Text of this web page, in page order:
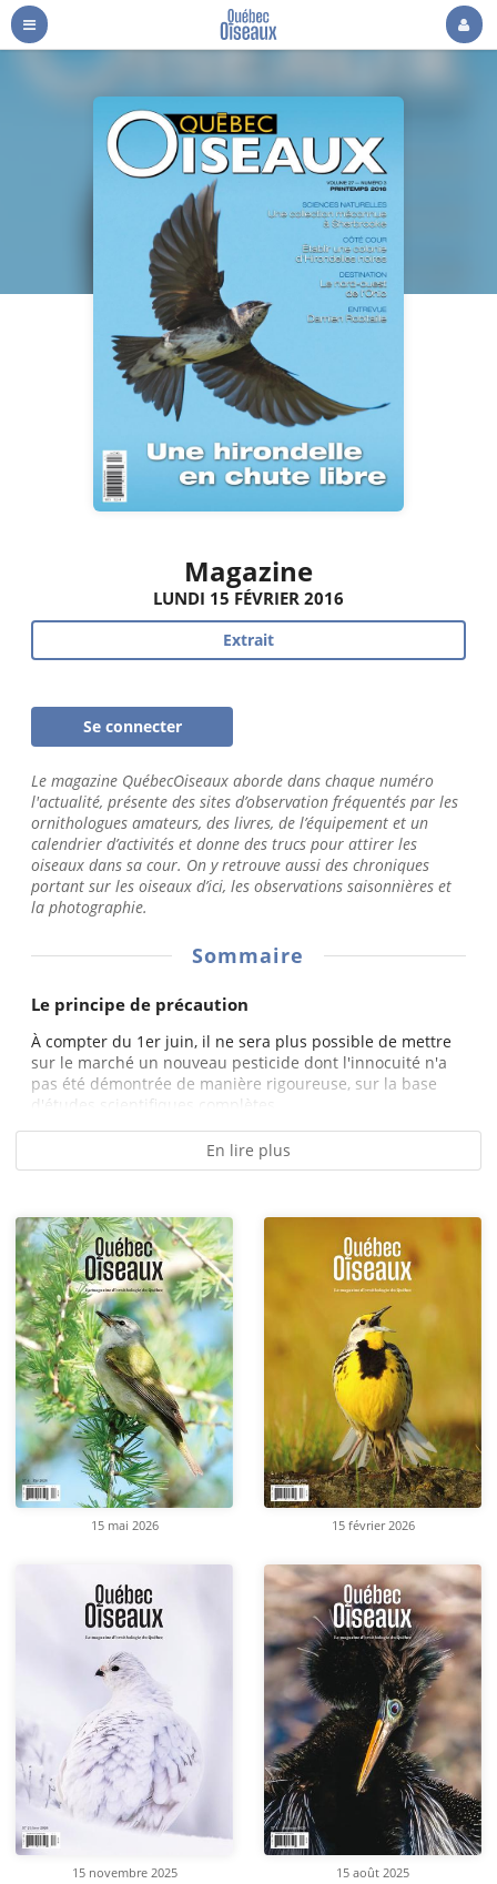
Magazine
LUNDI 15 FÉVRIER 2016
Extrait
Se connecter
Le magazine QuébecOiseaux aborde dans chaque numéro
l'actualité, présente des sites d’observation fréquentés par les
ornithologues amateurs, des livres, de l’équipement et un
calendrier d’activités et donne des trucs pour attirer les
oiseaux dans sa cour. On y retrouve aussi des chroniques
portant sur les oiseaux d’ici, les observations saisonnières et
la photographie.
Sommaire
Le principe de précaution
À compter du 1er juin, il ne sera plus possible de mettre
sur le marché un nouveau pesticide dont l'innocuité n'a
pas été démontrée de manière rigoureuse, sur la base
d'études scientifiques complètes....
En lire plus
15 mai 2026 15 février 2026
15 novembre 2025 15 août 2025